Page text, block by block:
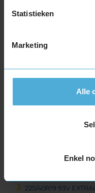
Statistieken
Marketing
Alle
Enkel
225/50R18 99V
225/55R18 102H
235/45R18 94V
235/45R18 98V
255/40R18 99V
19-inch banden
225/40R19 93V